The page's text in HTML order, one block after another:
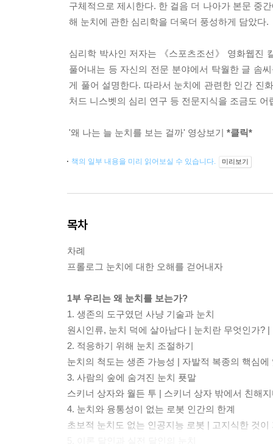
구체적으로 제시한다. 한 걸음 더 나아가 본문 중
해 눈치에 관한 심리학을 더욱더 풍성하게 담았다.
심리학 박사인 저자는 《스포츠조선》 영화웹진
풀어내는 등 자신의 전문 분야에서 탁월한 글 솜
게 풀어 설명한다. 따라서 눈치에 관련한 인간 진
처드 니스벳의 심리 연구 등 전문지식을 조금도 어
'왜 나는 늘 눈치를 보는 걸까' 영상보기 *클릭*
책의 일부 내용을 미리 읽어보실 수 있습니다. 미리보기
목차
차례
프롤로그 눈치에 대한 오해를 걷어내자
1부 우리는 왜 눈치를 보는가?
1. 생존의 도구였던 사냥 기술과 눈치
원시인류, 눈치 덕에 살아남다 | 눈치란 무엇인가?
2. 적응하기 위해 눈치 조절하기
눈치의 척도는 생존 가능성 | 자발적 복종의 핵심
3. 사람의 숲에 숨겨진 눈치 푯말
스키너 상자와 월든 투 | 스키너 상자 밖에서 친해
4. 눈치와 융통성이 없는 로봇 인간의 한계
초보적 눈치도 없는 인공지능 로봇 | 고지식한 것